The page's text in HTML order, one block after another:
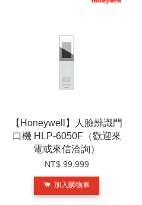
【Honeywell】人臉辨識門
口機 HLP-6050F（歡迎來
電或來信洽詢）
NT$ 99,999
加入購物車